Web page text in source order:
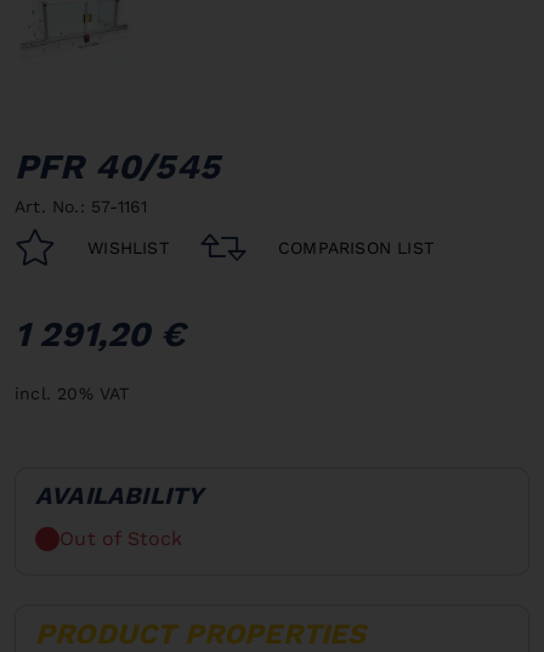
PFR 40/545
Art. No.: 57-1161
WISHLIST COMPARISON LIST
1 291,20 €
incl. 20% VAT
AVAILABILITY
Out of Stock
PRODUCT PROPERTIES